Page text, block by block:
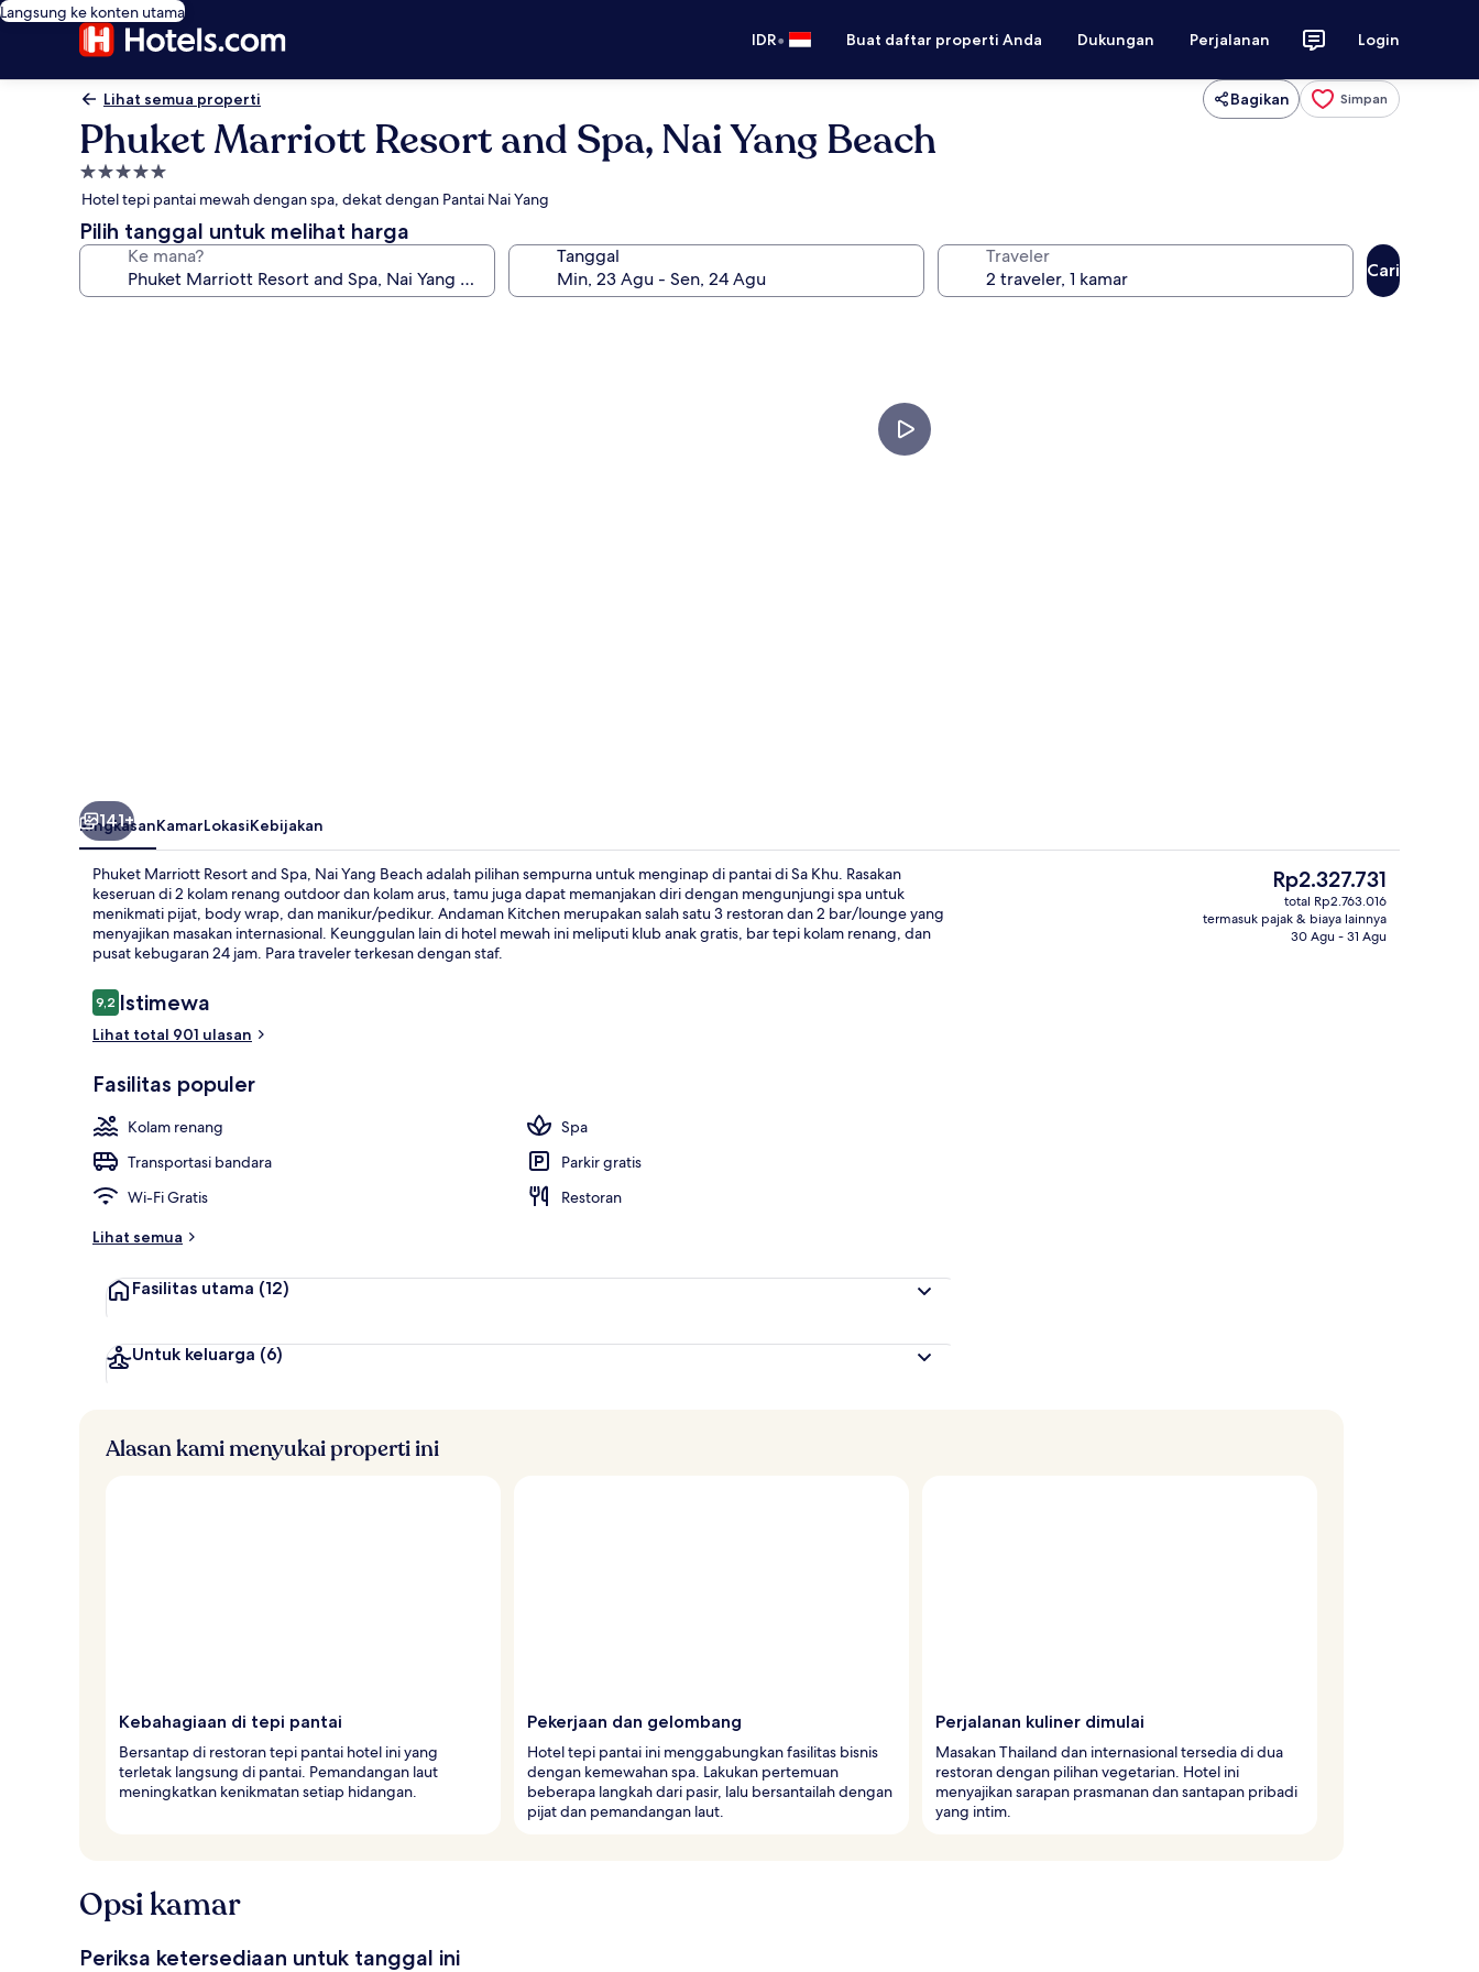
Langsung ke konten utama
IDR• Buat daftar properti Anda Dukungan Perjalanan Login
Lihat semua properti Bagikan Simpan
Phuket Marriott Resort and Spa, Nai Yang Beach
Properti
bintang
5.0
Hotel tepi pantai mewah dengan spa, dekat dengan Pantai Nai Yang
Pilih tanggal untuk melihat harga
Ke mana? Tanggal Traveler
Cari
2 kolam renang outdoor, dengan cabana gratis dan payung kolam renang
141+
RingkasanKamarLokasiKebijakan
Phuket Marriott Resort and Spa, Nai Yang Beach adalah pilihan sempurna untuk menginap di pantai di Sa Khu. Rasakan
keseruan di 2 kolam renang outdoor dan kolam arus, tamu juga dapat memanjakan diri dengan mengunjungi spa untuk
menikmati pijat, body wrap, dan manikur/pedikur. Andaman Kitchen merupakan salah satu 3 restoran dan 2 bar/lounge yang
menyajikan masakan internasional. Keunggulan lain di hotel mewah ini meliputi klub anak gratis, bar tepi kolam renang, dan
pusat kebugaran 24 jam. Para traveler terkesan dengan staf.
Ulasan
9,29,2 dari 10
Istimewa
Lihat total 901 ulasan
Fasilitas populer
Kolam renang
Spa
Transportasi bandara
Parkir gratis
Wi-Fi Gratis
Restoran
Lihat semua
Fasilitas utama (12)
Untuk keluarga (6)
Harga
saat
ini
Rp2.327.731
Rp2.327.731
total Rp2.763.016
termasuk pajak & biaya lainnya
30 Agu - 31 Agu
Alasan kami menyukai properti ini
Kebahagiaan di tepi pantai
Bersantap di restoran tepi pantai hotel ini yang
terletak langsung di pantai. Pemandangan laut
meningkatkan kenikmatan setiap hidangan.
Pekerjaan dan gelombang
Hotel tepi pantai ini menggabungkan fasilitas bisnis
dengan kemewahan spa. Lakukan pertemuan
beberapa langkah dari pasir, lalu bersantailah dengan
pijat dan pemandangan laut.
Perjalanan kuliner dimulai
Masakan Thailand dan internasional tersedia di dua
restoran dengan pilihan vegetarian. Hotel ini
menyajikan sarapan prasmanan dan santapan pribadi
yang intim.
Opsi kamar
Periksa ketersediaan untuk tanggal ini